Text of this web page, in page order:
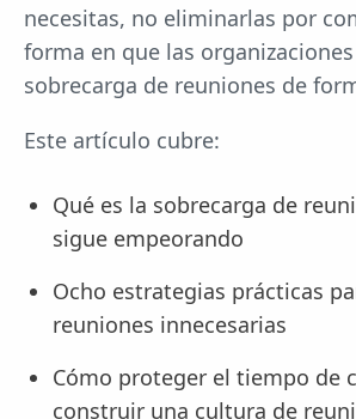
necesitas, no eliminarlas por
forma en que las
sobrecarga de reuniones de
Este artículo cubre:
Qué es la sobrecarga de
sigue empeorando
Ocho estrategias prácticas
reuniones innecesarias
Cómo proteger el tiempo de
construir una cultura de